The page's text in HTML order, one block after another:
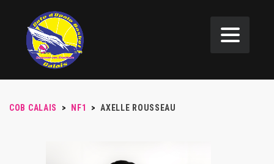
COB CALAIS > NF1 > AXELLE ROUSSEAU